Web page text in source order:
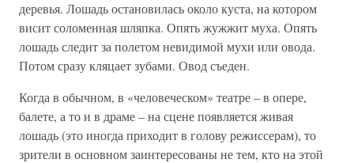
деревья. Лошадь остановилась около куста, на котором
висит соломенная шляпка. Опять жужжит муха. Опять
лошадь следит за полетом невидимой мухи или овода.
Потом сразу кляцает зубами. Овод съеден.
Когда в обычном, в «человеческом» театре – в опере,
балете, а то и в драме – на сцене появляется живая
лошадь (это иногда приходит в голову режиссерам), то
зрители в основном заинтересованы не тем, кто на этой